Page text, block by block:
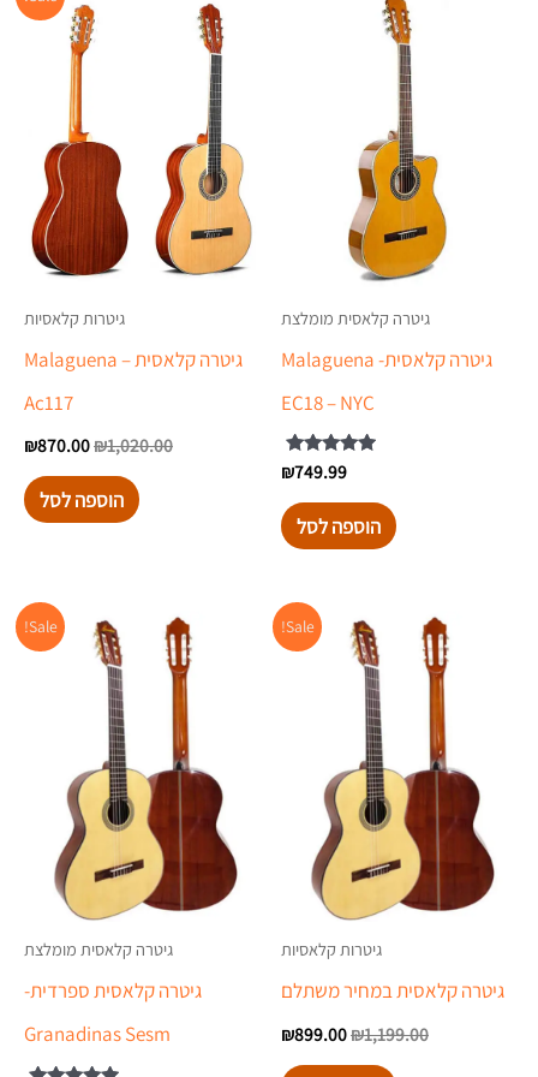
גיטרה קלאסית מומלצת
גיטרה קלאסית- Malaguena
EC18 – NYC
דורג
מתוך 5
₪749.99
הוספה לסל
גיטרות קלאסיות
גיטרה קלאסית – Malaguena
Ac117
₪1,020.00
המקורי
היה:
₪1,020.00.
₪870.00
הוספה לסל
Sale!
גיטרות קלאסיות
גיטרה קלאסית במחיר משתלם
₪1,199.00
המחיר
המקורי
₪899.00
המחיר
הנוכחי
Sale!
גיטרה קלאסית מומלצת
גיטרה קלאסית ספרדית-
Granadinas Sesm
המחיר
המקורי